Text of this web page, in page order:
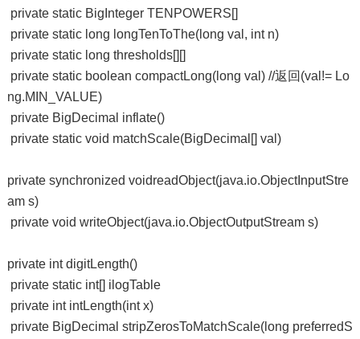
private static BigInteger TENPOWERS[]
private static long longTenToThe(long val, int n)
private static long thresholds[][]
private static boolean compactLong(long val) //返回(val!= Lo
ng.MIN_VALUE)
private BigDecimal inflate()
private static void matchScale(BigDecimal[] val)
private synchronized voidreadObject(java.io.ObjectInputStre
am s)
private void writeObject(java.io.ObjectOutputStream s)
private int digitLength()
private static int[] ilogTable
private int intLength(int x)
private BigDecimal stripZerosToMatchScale(long preferredS